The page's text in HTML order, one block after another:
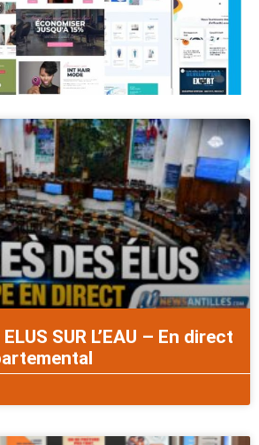
ELUS SUR L’EAU – En direct